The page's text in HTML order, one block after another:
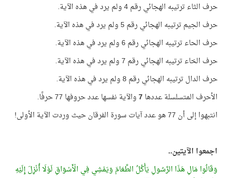
حرف الثاء ترتيبه الهجائي رقم 4 ولم يرد في هذه الآية.
حرف الجيم ترتيبه الهجائي رقم 5 ولم يرد في هذه الآية.
حرف الحاء ترتيبه الهجائي رقم 6 ولم يرد في هذه الآية.
حرف الخاء ترتيبه الهجائي رقم 7 ولم يرد في هذه الآية.
حرف الدال ترتيبه الهجائي رقم 8 ولم يرد في هذه الآية.
الأحرف المتسلسلة عددها7والآية نفسها عدد حروفها 77 حرفًا.
انتبهوا إلى أن 77 هو عدد آيات سورة الفرقان حيث وردت الآية الأولى!
اجمعوا الآيتين..
وَقَالُوا مَالِ هَذَا الرَّسُولِ يَأْكُلُ الطَّعَامَ وَيَمْشِي فِي الْأَسْوَاقِ لَوْلَا أُنْزِلَ إِلَيْهِ